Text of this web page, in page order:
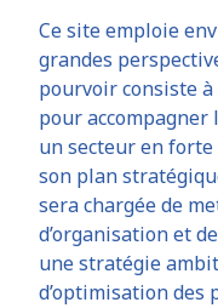
Ce site emploie
grandes
pourvoir consiste
pour accompagner
un secteur en forte
son plan
sera chargée de
d’organisation et
une stratégie
d’optimisation des